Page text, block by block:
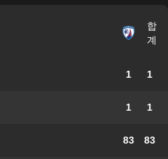
합
계
1 1
1 1
83 83